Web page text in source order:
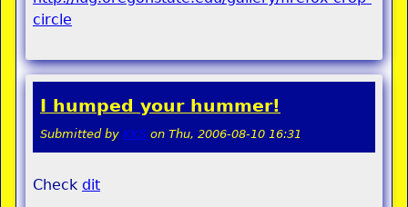
I humped your hummer!
Submitted by KKS on Thu, 2006-08-10 16:31
Check dit